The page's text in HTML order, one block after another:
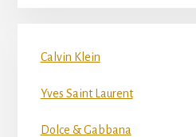
Calvin Klein
Yves Saint Laurent
Dolce & Gabbana